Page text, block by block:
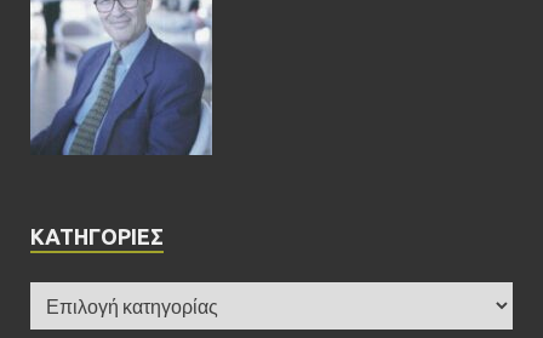
KΑΤΗΓΟΡΊΕΣ